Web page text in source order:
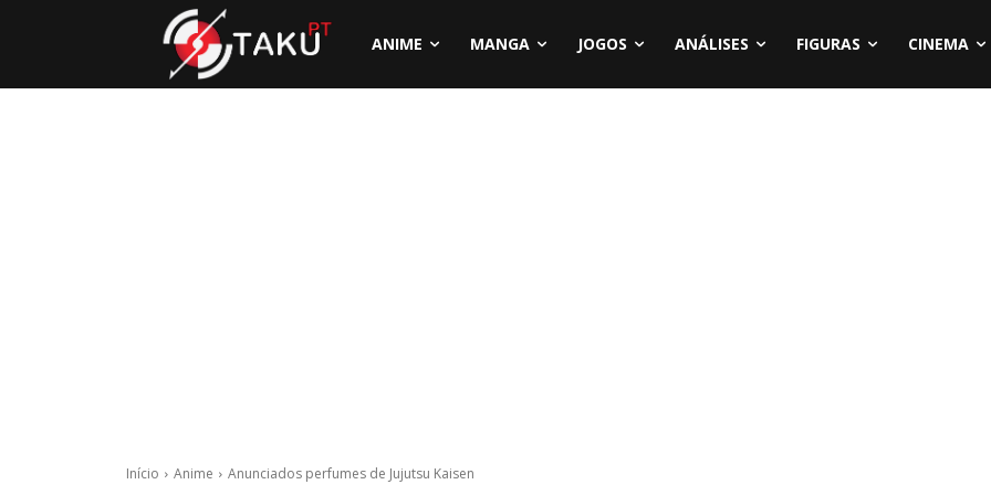
ANIME MANGA JOGOS ANÁLISES FIGURAS CINEMA
Início Anime Anunciados perfumes de Jujutsu Kaisen